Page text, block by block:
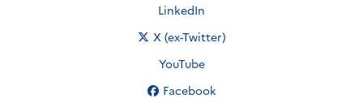
Nous suivre sur
LinkedIn
Nous suivre sur
X (ex-Twitter)
Nous suivre sur
YouTube
Nous suivre sur
Facebook